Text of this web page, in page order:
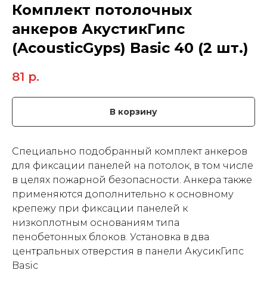
Комплект потолочных
анкеров АкустикГипс
(AcousticGyps) Basic 40 (2 шт.)
81 р.
В корзину
Специально подобранный комплект анкеров
для фиксации панелей на потолок, в том числе
в целях пожарной безопасности. Анкера также
применяются дополнительно к основному
крепежу при фиксации панелей к
низкоплотным основаниям типа
пенобетонных блоков. Установка в два
центральных отверстия в панели АкусикГипс
Basic